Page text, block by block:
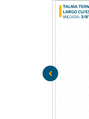
TALMA
CON BARRIL